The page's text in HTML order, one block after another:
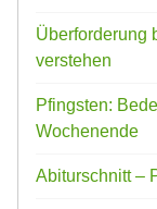
Überforderung
verstehen
Pfingsten:
Wochenende
Abiturschnitt –